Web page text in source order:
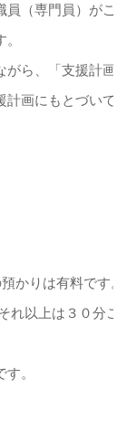
員（専門員）がご
がら、「支援計画
計画にもとづいて
かりは有料です。
れ以上は３０分ご
。